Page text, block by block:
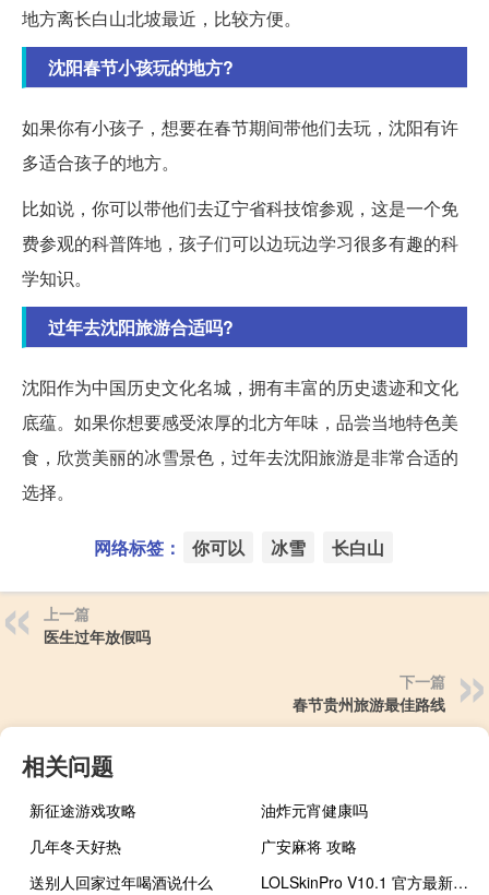
地方离长白山北坡最近，比较方便。
沈阳春节小孩玩的地方?
如果你有小孩子，想要在春节期间带他们去玩，沈阳有许
多适合孩子的地方。
比如说，你可以带他们去辽宁省科技馆参观，这是一个免
费参观的科普阵地，孩子们可以边玩边学习很多有趣的科
学知识。
过年去沈阳旅游合适吗?
沈阳作为中国历史文化名城，拥有丰富的历史遗迹和文化
底蕴。如果你想要感受浓厚的北方年味，品尝当地特色美
食，欣赏美丽的冰雪景色，过年去沈阳旅游是非常合适的
选择。
网络标签： 你可以 冰雪 长白山
上一篇
医生过年放假吗
下一篇
春节贵州旅游最佳路线
相关问题
新征途游戏攻略
油炸元宵健康吗
几年冬天好热
广安麻将 攻略
送别人回家过年喝酒说什么
LOLSkinPro V10.1 官方最新版（LOLSkinPro V10.1 官方最新版功能简介）